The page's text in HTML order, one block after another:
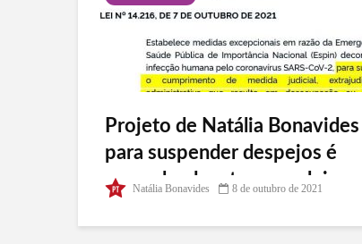
Projeto de Natália Bonavides
para suspender despejos é
promulgado e torna-se lei
Natália Bonavides 8 de outubro de 2021